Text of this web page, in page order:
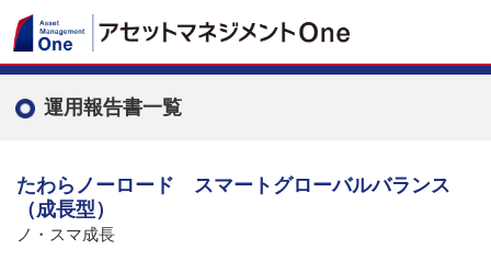
運用報告書一覧
たわらノーロード スマートグローバルバランス
（成長型）
ノ・スマ成長